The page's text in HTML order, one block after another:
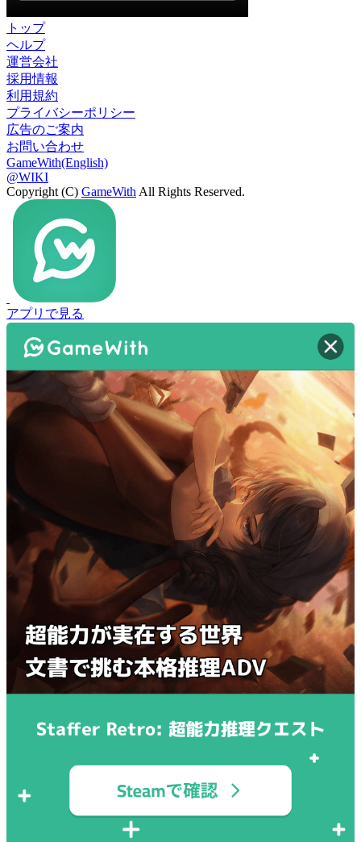
トップ
ヘルプ
運営会社
採用情報
利用規約
プライバシーポリシー
広告のご案内
お問い合わせ
GameWith(English)
@WIKI
Copyright (C) GameWith All Rights Reserved.
アプリで見る